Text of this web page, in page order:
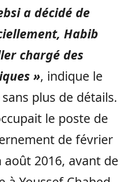
a décidé de
Habib
chargé des
», indique le
plus de détails.
le poste de
de février
août 2016, avant de